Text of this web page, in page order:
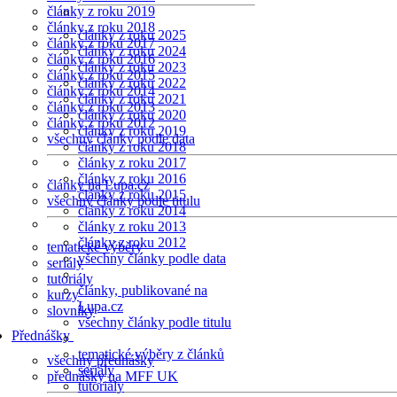
články z roku 2019
články z roku 2018
články z roku 2017
články z roku 2016
články z roku 2015
články z roku 2014
články z roku 2013
články z roku 2012
všechny články podle data
články na Lupa.cz
všechny články podle titulu
tematické výběry
seriály
tutoriály
kurzy
slovníky
Přednášky
všechny přednášky
přednášky na MFF UK
články z roku 2025
články z roku 2024
články z roku 2023
články z roku 2022
články z roku 2021
články z roku 2020
články z roku 2019
články z roku 2018
články z roku 2017
články z roku 2016
články z roku 2015
články z roku 2014
články z roku 2013
články z roku 2012
všechny články podle data
články, publikované na
Lupa.cz
všechny články podle titulu
tematické výběry z článků
seriály
tutoriály